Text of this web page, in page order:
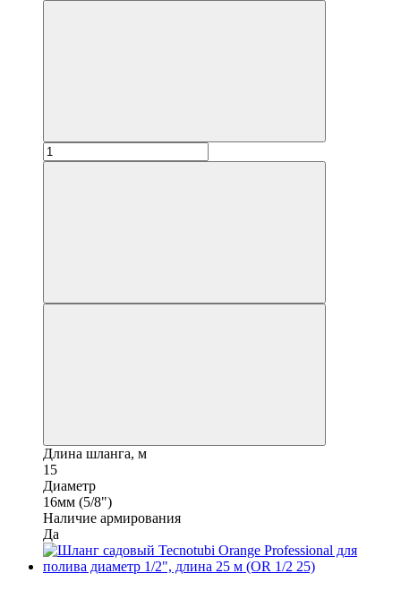
Длина шланга, м
15
Диаметр
16мм (5/8")
Наличие армирования
Да